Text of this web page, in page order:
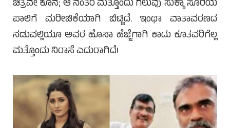
ಚಿತ್ರವೇ ಕೊನೆ; ಆ ನಂತರ ಮತ್ತೊಂದು ಗೆಲುವು ಸುಕ್ಕಾ ಸೂರಿಯ
ಪಾಲಿಗೆ ಮರೀಚಿಕೆಯಾಗಿ ಬಿಟ್ಟಿದೆ. ಇಂಥಾ ವಾತಾವರಣದ
ನಡುವಲ್ಲಿಯೂ ಅವರ ಹೊಸಾ ಹೆಜ್ಜೆಗಾಗಿ ಕಾದು ಕೂತವರಿಗೆಲ್ಲ
ಮತ್ತೊಂದು ನಿರಾಸೆ ಎದುರಾಗಿದೆ!